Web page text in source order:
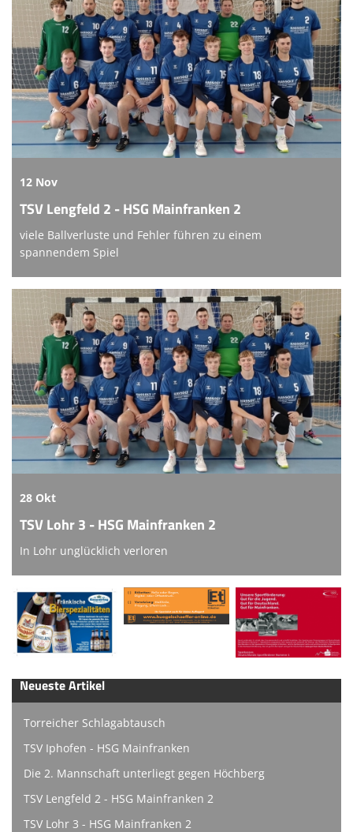
12 Nov
TSV Lengfeld 2 - HSG Mainfranken 2
viele Ballverluste und Fehler führen zu einem
spannendem Spiel
28 Okt
TSV Lohr 3 - HSG Mainfranken 2
In Lohr unglücklich verloren
Neueste Artikel
Torreicher Schlagabtausch
TSV Iphofen - HSG Mainfranken
Die 2. Mannschaft unterliegt gegen Höchberg
TSV Lengfeld 2 - HSG Mainfranken 2
TSV Lohr 3 - HSG Mainfranken 2